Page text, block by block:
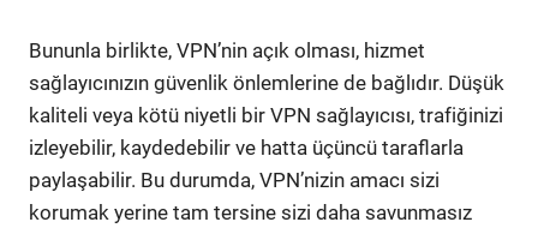
Bununla birlikte, VPN’nin açık olması, hizmet
sağlayıcınızın güvenlik önlemlerine de bağlıdır. Düşük
kaliteli veya kötü niyetli bir VPN sağlayıcısı, trafiğinizi
izleyebilir, kaydedebilir ve hatta üçüncü taraflarla
paylaşabilir. Bu durumda, VPN’nizin amacı sizi
korumak yerine tam tersine sizi daha savunmasız